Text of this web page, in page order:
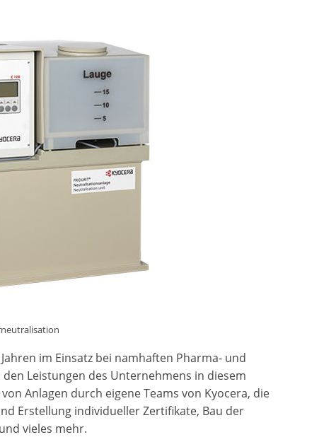
im Einsatz bei namhaften Pharma- und
Leistungen des Unternehmens in diesem
Anlagen durch eigene Teams von Kyocera, die
Erstellung individueller Zertifikate, Bau der
vieles mehr.